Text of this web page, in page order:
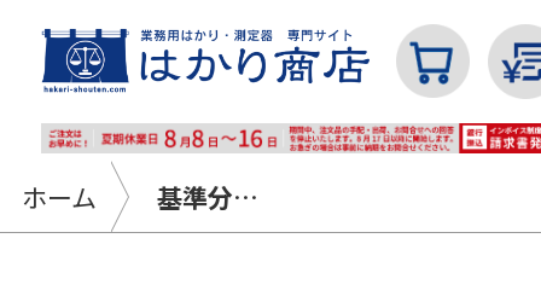
ホーム 基準分銅型円筒型分銅：Ｆ１級 AD-1607